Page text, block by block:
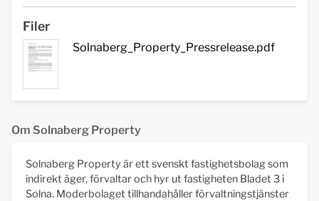
Filer
Solnaberg_Property_Pressrelease.pdf
Om Solnaberg Property
Solnaberg Property är ett svenskt fastighetsbolag som
indirekt äger, förvaltar och hyr ut fastigheten Bladet 3 i
Solna. Moderbolaget tillhandahåller förvaltningstjänster